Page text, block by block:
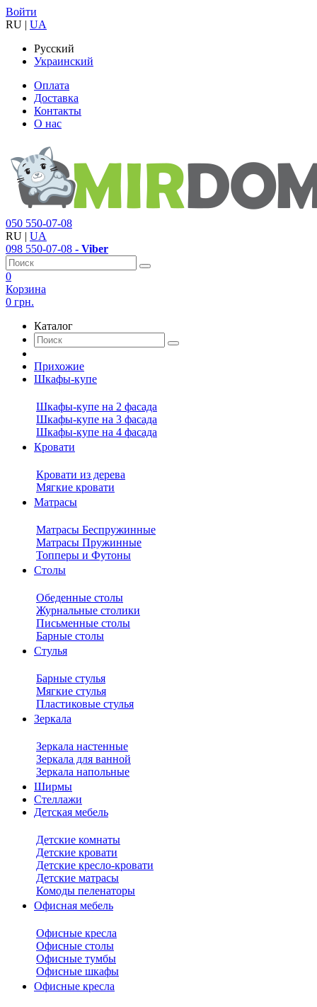
Войти
RU | UA
Русский
Украинский
Оплата
Доставка
Контакты
О нас
050 550-07-08
RU | UA
098 550-07-08 - Viber
0
Корзина
0 грн.
Каталог
Прихожие
Шкафы-купе
Шкафы-купе на 2 фасада
Шкафы-купе на 3 фасада
Шкафы-купе на 4 фасада
Кровати
Кровати из дерева
Мягкие кровати
Матрасы
Матрасы Беспружинные
Матрасы Пружинные
Топперы и Футоны
Столы
Обеденные столы
Журнальные столики
Письменные столы
Барные столы
Стулья
Барные стулья
Мягкие стулья
Пластиковые стулья
Зеркала
Зеркала настенные
Зеркала для ванной
Зеркала напольные
Ширмы
Стеллажи
Детская мебель
Детские комнаты
Детские кровати
Детские кресло-кровати
Детские матрасы
Комоды пеленаторы
Офисная мебель
Офисные кресла
Офисные столы
Офисные тумбы
Офисные шкафы
Офисные кресла